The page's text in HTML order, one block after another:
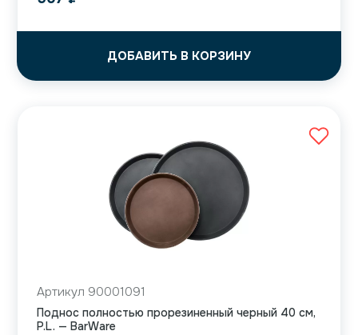
ДОБАВИТЬ В КОРЗИНУ
Артикул 90001091
Поднос полностью прорезиненный черный 40 см,
P.L. — BarWare